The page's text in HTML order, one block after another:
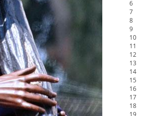
6
7
8
9
10
11
12
13
14
15
16
17
18
19